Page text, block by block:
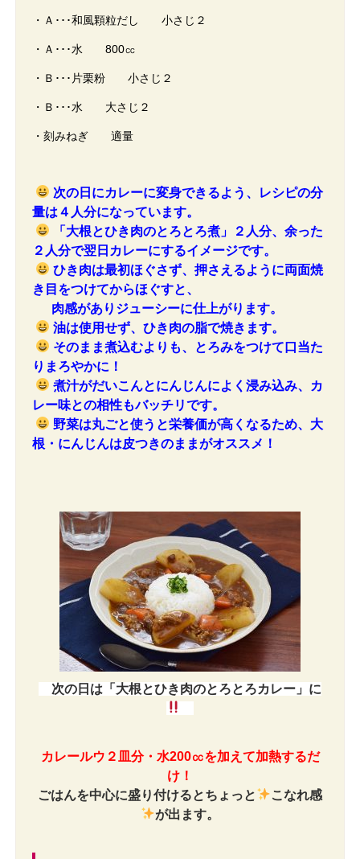
・Ａ･･･和風顆粒だし 小さじ２
・Ａ･･･水 800㏄
・Ｂ･･･片栗粉 小さじ２
・Ｂ･･･水 大さじ２
・刻みねぎ 適量
次の日にカレーに変身できるよう、レシピの分
量は４人分になっています。
「大根とひき肉のとろとろ煮」２人分、余った
２人分で翌日カレーにするイメージです。
ひき肉は最初ほぐさず、押さえるように両面焼
き目をつけてからほぐすと、
肉感があり ジューシーに仕上がります。
油は使用せず、ひき肉の脂で焼きます。
そのまま煮込むよりも、とろみをつけて口当た
りまろやかに！
煮汁がだいこんとにんじんによく浸み込み、カ
レー味との相性もバッチリです。
野菜は丸ごと使うと栄養価が高くなるため、大
根・にんじんは皮つきのままがオススメ！
次の日は「大根とひき肉のとろとろカレー」に
カレールウ２皿分・水200㏄を加えて加熱するだ
け！
ごはんを中心に盛り付けるとちょっと
こなれ感
が出ます。